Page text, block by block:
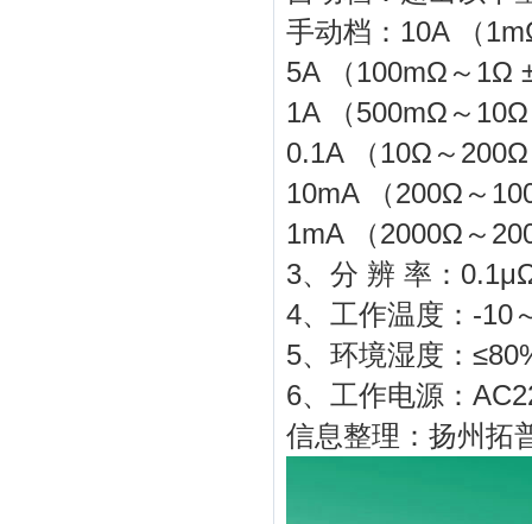
手动档：10A （
5A （100mΩ～1Ω
1A （500mΩ～
0.1A （10Ω～
10mA （200Ω～
1mA （2000Ω～
3、分 辨 率：
4、工作温度：-10
5、环境湿度：
6、工作电源：
信息整理：扬州拓